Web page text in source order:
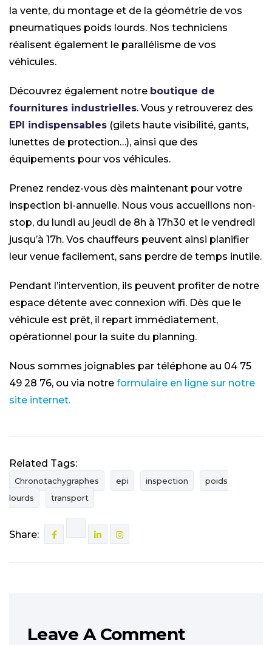
la vente, du montage et de la géométrie de vos
pneumatiques poids lourds. Nos techniciens
réalisent également le parallélisme de vos
véhicules.
Découvrez également notre boutique de
fournitures industrielles. Vous y retrouverez des
EPI indispensables (gilets haute visibilité, gants,
lunettes de protection…), ainsi que des
équipements pour vos véhicules.
Prenez rendez-vous dès maintenant pour votre
inspection bi-annuelle. Nous vous accueillons non-
stop, du lundi au jeudi de 8h à 17h30 et le vendredi
jusqu’à 17h. Vos chauffeurs peuvent ainsi planifier
leur venue facilement, sans perdre de temps inutile.
Pendant l’intervention, ils peuvent profiter de notre
espace détente avec connexion wifi. Dès que le
véhicule est prêt, il repart immédiatement,
opérationnel pour la suite du planning.
Nous sommes joignables par téléphone au 04 75
49 28 76, ou via notre formulaire en ligne sur notre
site internet.
Related Tags:
Chronotachygraphes epi inspection
poids
lourds
transport
Share:
Leave A Comment